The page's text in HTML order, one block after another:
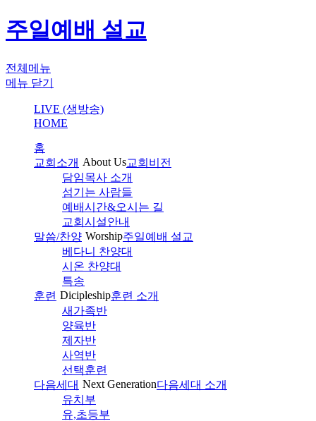
주일예배 설교
전체메뉴
메뉴 닫기
LIVE (생방송)
HOME
홈
교회소개 About Us교회비전
담임목사 소개
섬기는 사람들
예배시간&오시는 길
교회시설안내
말씀/찬양 Worship주일예배 설교
베다니 찬양대
시온 찬양대
특송
훈련 Dicipleship훈련 소개
새가족반
양육반
제자반
사역반
선택훈련
다음세대 Next Generation다음세대 소개
유치부
유,초등부